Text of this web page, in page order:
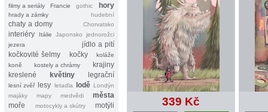
filmy a seriály
Francie gothic hory
hrady a zámky hudební
chaty a domy Chorvatsko
interiéry Itálie Japonsko
jednorožci
jezera
jídlo a pití
kočkovité šelmy
kočky
koláže
koně
kostely a chrámy
krajiny
kreslené
květiny legrační
lesní zvěř lesy letadla lodě Londýn
majáky
mapy medvědi
města
moře
motocykly a skútry
motýli
339 Kč